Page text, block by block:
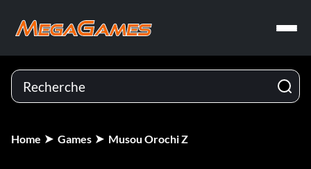
Home Games Musou Orochi Z